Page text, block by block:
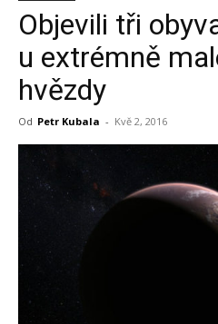
Objevili tři
u extrémně
hvězdy
Od Petr Kubala - Kvě 2, 2016